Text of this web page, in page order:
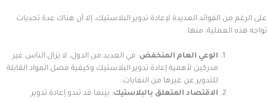
الفوائد العديدة لإعادة تدوير البلاستيك، إلا أن هناك عدة تحديات
منها:
الوعي العام المنخفض: في العديد من الدول، لا يزال الناس غير
مدركين لأهمية إعادة تدوير البلاستيك وكيفية فصل المواد القابلة
للتدوير عن غيرها من النفايات.
الاقتصاد المتعلق بالبلاستيك: بينما قد تبدو إعادة تدوير